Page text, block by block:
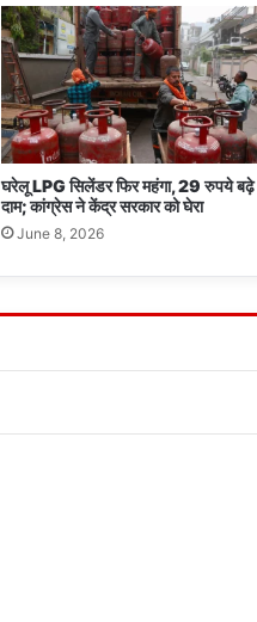
घरेलू LPG सिलेंडर फिर महंगा, 29 रुपये बढ़े
दाम; कांग्रेस ने केंद्र सरकार को घेरा
June 8, 2026